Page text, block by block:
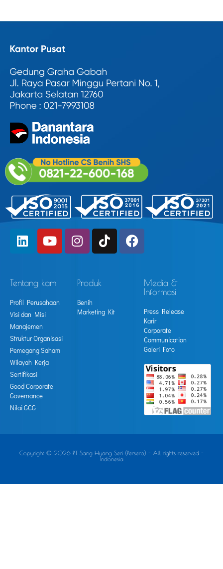
Tentang kami
Profil Perusahaan
Visi dan Misi
Manajemen
Struktur Organisasi
Pemegang Saham
Wilayah Kerja
Sertifikasi
Good Corporate
Governance
Nilai GCG
Produk
Benih
Marketing Kit
Media &
Informasi
Press Release
Karir
Corporate
Communication
Galeri Foto
Copyright © 2026 PT Sang Hyang Seri (Persero) - All rights reserved -
Indonesia